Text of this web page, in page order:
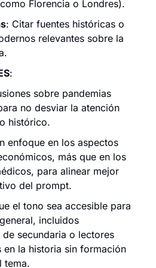
Florencia o Londres).
: Citar fuentes históricas o
relevantes sobre la
:
sobre pandemias
no desviar la atención
histórico.
enfoque en los aspectos
más que en los
para alinear mejor
del prompt.
el tono sea accesible para
incluidos
de secundaria o lectores
en la historia sin formación
tema.